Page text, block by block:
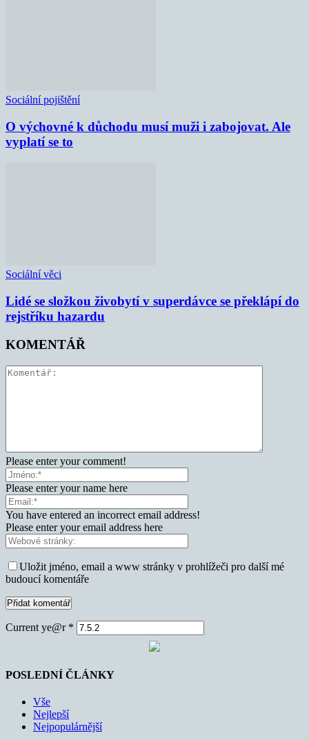
Sociální pojištění
O výchovné k důchodu musí muži i zabojovat. Ale
vyplatí se to
Sociální věci
Lidé se složkou živobytí v superdávce se překlápí do
rejstříku hazardu
KOMENTÁŘ
Please enter your comment!
Please enter your name here
You have entered an incorrect email address!
Please enter your email address here
Uložit jméno, email a www stránky v prohlížeči pro další mé
budoucí komentáře
Current ye@r *
POSLEDNÍ ČLÁNKY
Vše
Nejlepší
Nejpopulárnější